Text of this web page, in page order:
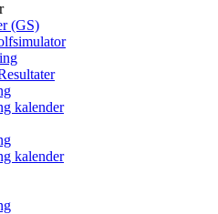
(GS)
kalender
kalender